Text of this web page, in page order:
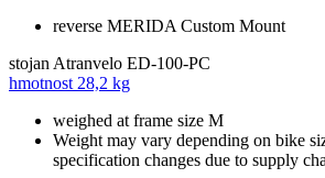
reverse MERIDA Custom Mount
stojan Atranvelo ED-100-PC
hmotnost 28,2 kg
weighed at frame size M
Weight may vary depending on bike
specification changes due to supply